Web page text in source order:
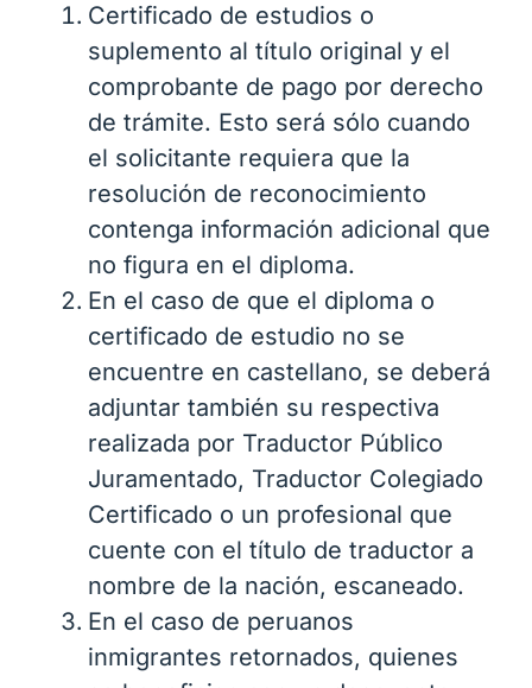
Certificado de estudios o
suplemento al título original y el
comprobante de pago por derecho
de trámite. Esto será sólo cuando
el solicitante requiera que la
resolución de reconocimiento
contenga información adicional que
no figura en el diploma.
En el caso de que el diploma o
certificado de estudio no se
encuentre en castellano, se deberá
adjuntar también su respectiva
realizada por Traductor Público
Juramentado, Traductor Colegiado
Certificado o un profesional que
cuente con el título de traductor a
nombre de la nación, escaneado.
En el caso de peruanos
inmigrantes retornados, quienes